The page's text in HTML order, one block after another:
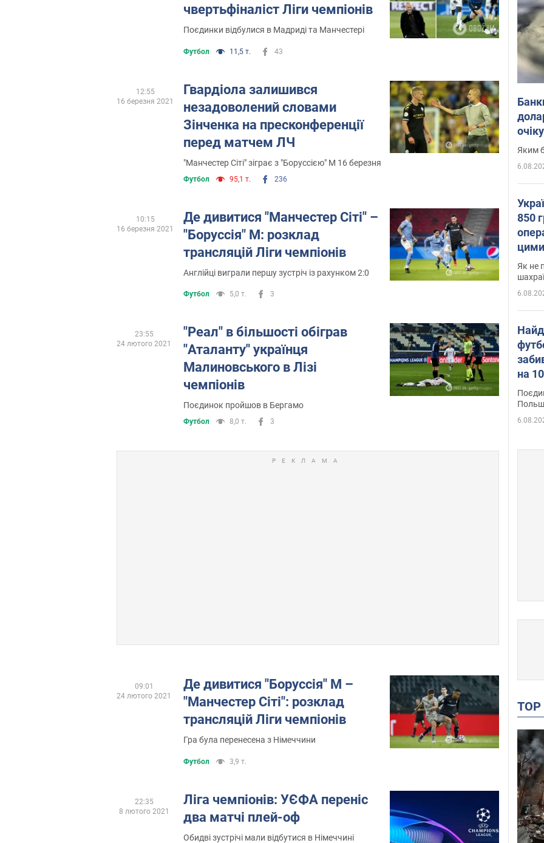
чвертьфіналіст Ліги чемпіонів
Поєдинки відбулися в Мадриді та Манчестері
Футбол 11,5 т. 43
Гвардіола залишився
незадоволений словами
Зінченка на пресконференції
перед матчем ЛЧ
"Манчестер Сіті" зіграє з "Боруссією" М 16 березня
Футбол 95,1 т. 236
12:55
16 березня 2021
Де дивитися "Манчестер Сіті" –
"Боруссія" М: розклад
трансляцій Ліги чемпіонів
Англійці виграли першу зустріч із рахунком 2:0
Футбол 5,0 т. 3
10:15
16 березня 2021
"Реал" в більшості обіграв
"Аталанту" українця
Малиновського в Лізі
чемпіонів
Поєдинок пройшов в Бергамо
Футбол 8,0 т. 3
23:55
24 лютого 2021
Де дивитися "Боруссія" М –
"Манчестер Сіті": розклад
трансляцій Ліги чемпіонів
Гра була перенесена з Німеччини
Футбол 3,9 т.
09:01
24 лютого 2021
Ліга чемпіонів: УЄФА переніс
два матчі плей-оф
Обидві зустрічі мали відбутися в Німеччині
22:35
8 лютого 2021
Яким
850
Як не
на
Відео